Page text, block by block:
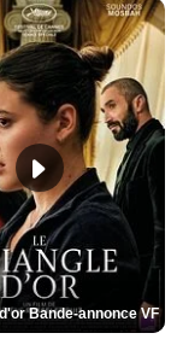
Bande-annonce VF